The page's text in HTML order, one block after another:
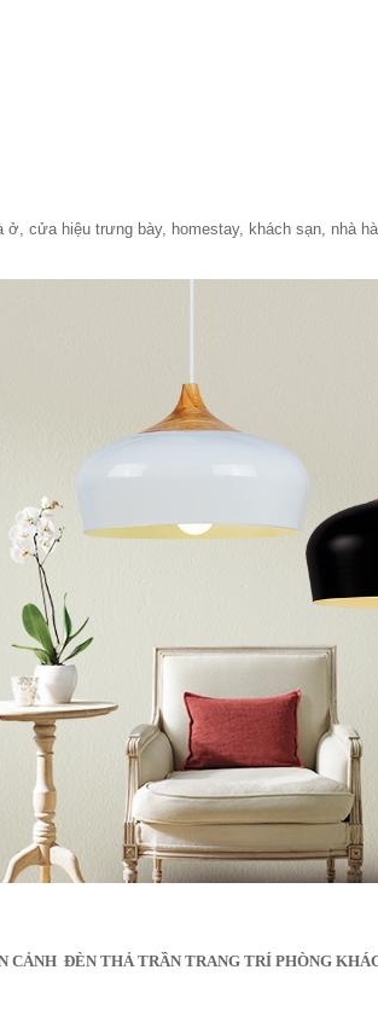
cửa hiệu trưng bày, homestay, khách sạn, nhà
CẢNH ĐÈN THẢ TRẦN TRANG TRÍ PHÒNG